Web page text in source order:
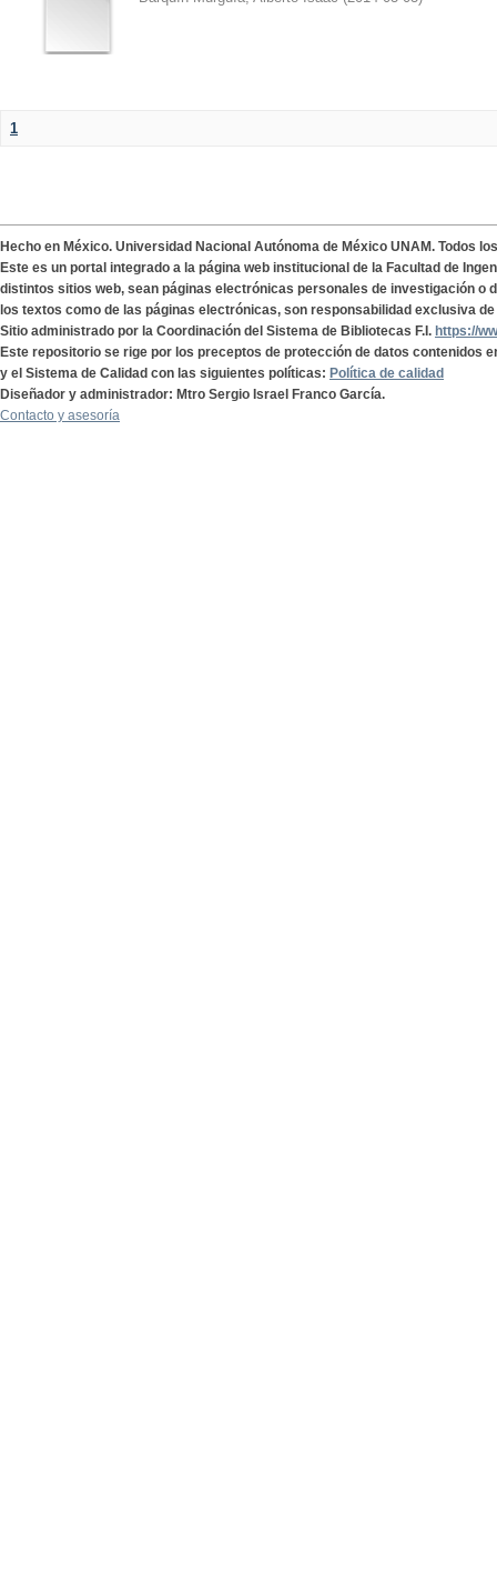
1
Hecho en México. Universidad Nacional Autónoma de México UNAM. Todos
Este es un portal integrado a la página web institucional de la Facultad de
distintos sitios web, sean páginas electrónicas personales de investigación o
los textos como de las páginas electrónicas, son responsabilidad exclusiva
Sitio administrado por la Coordinación del Sistema de Bibliotecas F.I. https://
Este repositorio se rige por los preceptos de protección de datos contenidos
y el Sistema de Calidad con las siguientes políticas: Política de calidad
Diseñador y administrador: Mtro Sergio Israel Franco García.
Contacto y asesoría